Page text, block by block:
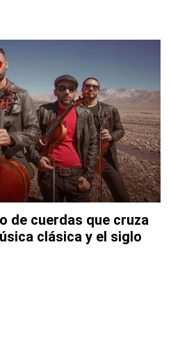
de cuerdas que cruza
clásica y el siglo